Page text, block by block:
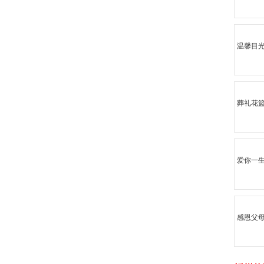
温馨目
葬礼花
爱你一
感恩父